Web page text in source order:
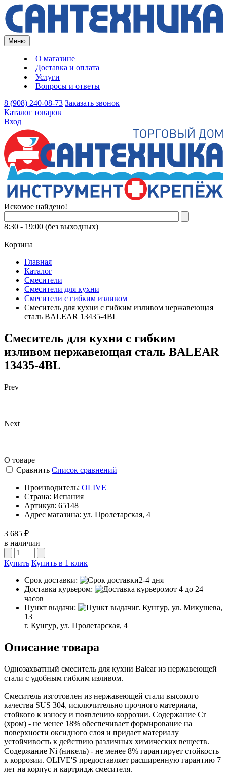
Меню
О магазине
Доставка и оплата
Услуги
Вопросы и ответы
8 (908) 240-08-73 Заказать звонок
Каталог товаров
Вход
Искомое найдено!
8:30 - 19:00 (без выходных)
Корзина
Главная
Каталог
Смесители
Смесители для кухни
Смесители с гибким изливом
Смеситель для кухни с гибким изливом нержавеющая
сталь BALEAR 13435-4BL
Смеситель для кухни с гибким
изливом нержавеющая сталь BALEAR
13435-4BL
Prev
Next
О товаре
Сравнить Список сравнений
Производитель: OLIVE
Страна: Испания
Артикул: 65148
Адрес магазина: ул. Пролетарская, 4
3 685 ₽
в наличии
Купить Купить в 1 клик
Срок доставки:
2-4 дня
Доставка курьером:
от 4 до 24
часов
Пункт выдачи:
г. Кунгур, ул. Микушева,
13
г. Кунгур, ул. Пролетарская, 4
Описание товара
Однозахватный смеситель для кухни Balear из нержавеющей
стали с удобным гибким изливом.
Смеситель изготовлен из нержавеющей стали высокого
качества SUS 304, исключительно прочного материала,
стойкого к износу и появлению коррозии. Содержание Cr
(хром) - не менее 18% обеспечивает формирование на
поверхности оксидного слоя и придает материалу
устойчивость к действию различных химических веществ.
Содержание Ni (никель) - не менее 8% гарантирует стойкость
к коррозии. OLIVE'S предоставляет расширенную гарантию 7
лет на корпус и картридж смесителя.